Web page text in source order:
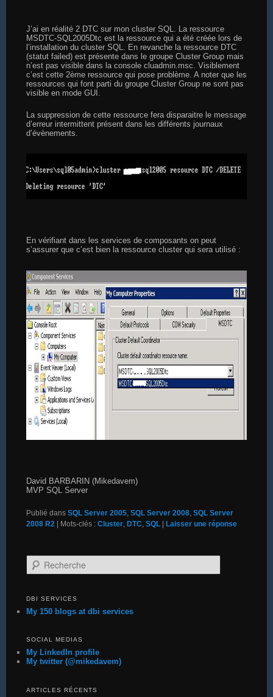
J’ai en réalité 2 DTC sur mon cluster SQL. La ressource
MSDTC-SQL2005Dtc est la ressource qui a été créée lors de
l’installation du cluster SQL. En revanche la ressource DTC
(statut failed) est présente dans le groupe Cluster Group mais
n’est pas visible dans la console cluadmin.msc. Visiblement
c’est cette 2ème ressource qui pose problème. A noter que les
ressources qui font parti du groupe Cluster Group ne sont pas
visible en mode GUI.
La suppression de cette ressource fera disparaitre le message
d’erreur intermittent présent dans les différents journaux
d’évènements.
En vérifiant dans les services de composants on peut
s’assurer que c’est bien la ressource cluster qui sera utilisé :
David BARBARIN (Mikedavem)
MVP SQL Server
Publié dans SQL Server 2005, SQL Server 2008, SQL Server
2008 R2
Mots-clés : Cluster, DTC, SQL Laisser une réponse
Recherche
DBI SERVICES
My 150 blogs at dbi services
SOCIAL MEDIAS
My LinkedIn profile
My twitter (@mikedavem)
ARTICLES RÉCENTS